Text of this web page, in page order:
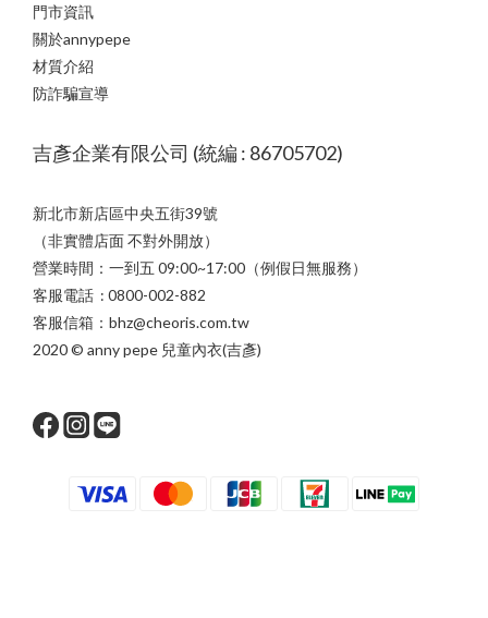
門市資訊
關於annypepe
材質介紹
防詐騙宣導
吉彥企業有限公司 (統編 : 86705702)
新北市新店區中央五街39號
（非實體店面 不對外開放）
營業時間：一到五 09:00~17:00（例假日無服務）
客服電話 : 0800-002-882
客服信箱：bhz@cheoris.com.tw
2020 © anny pepe 兒童內衣(吉彥)